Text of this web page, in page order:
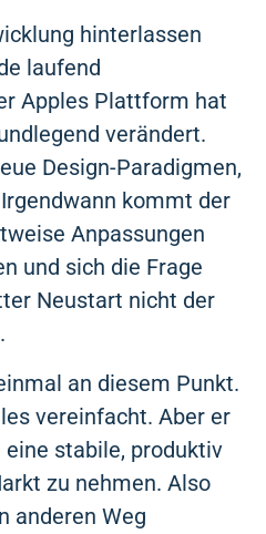
hinterlassen
laufend
Apples Plattform hat
verändert.
Design-Paradigmen,
kommt der
Anpassungen
und sich die Frage
Neustart nicht der
an diesem Punkt.
vereinfacht. Aber er
stabile, produktiv
zu nehmen. Also
anderen Weg